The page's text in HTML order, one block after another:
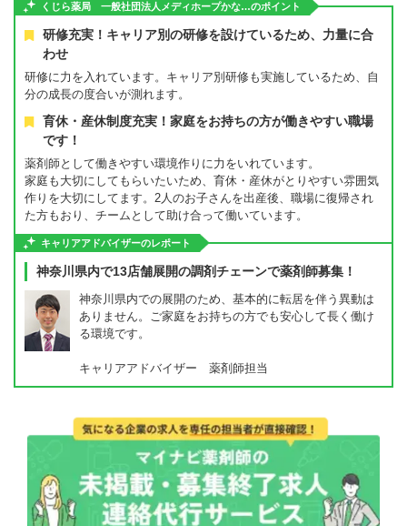
くじら薬局 一般社団法人メディホープかな…のポイント
研修充実！キャリア別の研修を設けているため、力量に合
わせ
研修に力を入れています。キャリア別研修も実施しているため、自
分の成長の度合いが測れます。
育休・産休制度充実！家庭をお持ちの方が働きやすい職場
です！
薬剤師として働きやすい環境作りに力をいれています。
家庭も大切にしてもらいたいため、育休・産休がとりやすい雰囲気
作りを大切にしてます。2人のお子さんを出産後、職場に復帰され
た方もおり、チームとして助け合って働いています。
キャリアアドバイザーのレポート
神奈川県内で13店舗展開の調剤チェーンで薬剤師募集！
神奈川県内での展開のため、基本的に転居を伴う異動は
ありません。ご家庭をお持ちの方でも安心して長く働け
る環境です。
キャリアアドバイザー 薬剤師担当